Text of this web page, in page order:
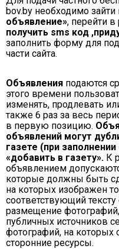
bov.by необходимо зайти
объявление», перейти в
получить sms код
заполнить форму для
части сайта.
Объявления подаются
этого времени
изменять, продлевать
также 6 раз за весь
в первую позицию.
объявлений могут
газете (при
«добавить в газету». К
объявлением
которые должны быть
на которых изображен
соответствующий
размещение
публичных источников
фотографий, на которых
сторонние ресурсы.